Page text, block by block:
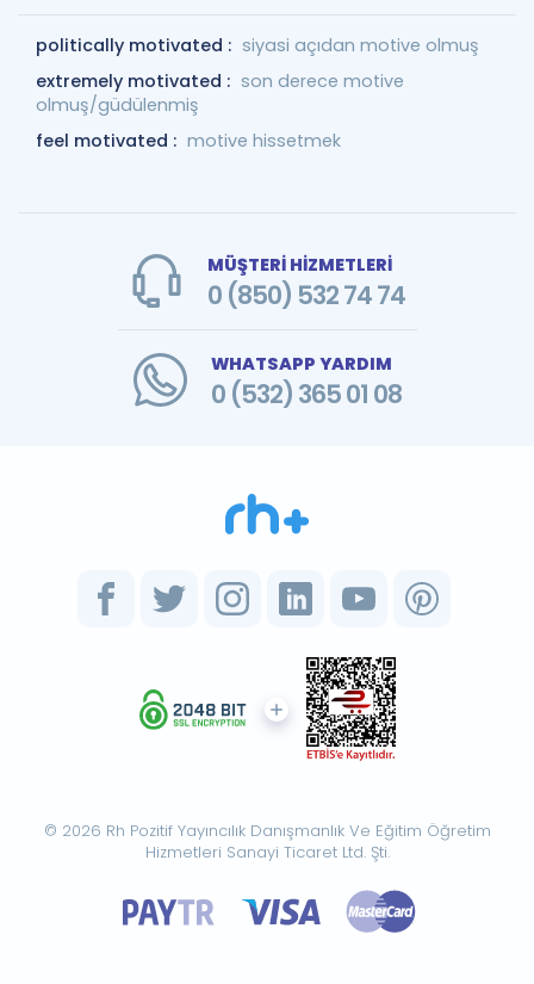
politically motivated : siyasi açıdan motive olmuş
extremely motivated : son derece motive
olmuş/güdülenmiş
feel motivated : motive hissetmek
MÜŞTERİ HİZMETLERİ
0 (850) 532 74 74
WHATSAPP YARDIM
0 (532) 365 01 08
© 2026 Rh Pozitif Yayıncılık Danışmanlık Ve Eğitim Öğretim
Hizmetleri Sanayi Ticaret Ltd. Şti.